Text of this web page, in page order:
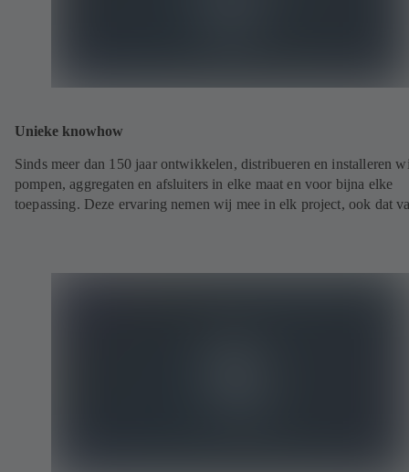
Unieke knowhow
Sinds meer dan 150 jaar ontwikkelen, distribueren en installeren
pompen, aggregaten en afsluiters in elke maat en voor bijna elke
toepassing. Deze ervaring nemen wij mee in elk project, ook dat